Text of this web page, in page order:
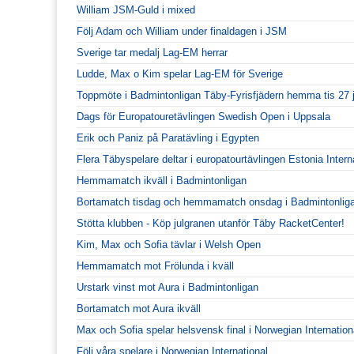
William JSM-Guld i mixed
Följ Adam och William under finaldagen i JSM
Sverige tar medalj Lag-EM herrar
Ludde, Max o Kim spelar Lag-EM för Sverige
Toppmöte i Badmintonligan Täby-Fyrisfjädern hemma tis 27
Dags för Europatouretävlingen Swedish Open i Uppsala
Erik och Paniz på Paratävling i Egypten
Flera Täbyspelare deltar i europatourtävlingen Estonia
Hemmamatch ikväll i Badmintonligan
Bortamatch tisdag och hemmamatch onsdag i
Stötta klubben - Köp julgranen utanför Täby RacketCenter!
Kim, Max och Sofia tävlar i Welsh Open
Hemmamatch mot Frölunda i kväll
Urstark vinst mot Aura i Badmintonligan
Bortamatch mot Aura ikväll
Max och Sofia spelar helsvensk final i Norwegian
Följ våra spelare i Norwegian International